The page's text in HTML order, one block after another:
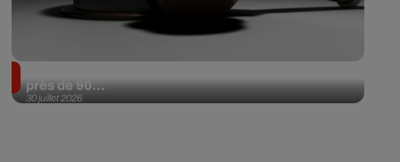
30 juillet 2026
près de 90...